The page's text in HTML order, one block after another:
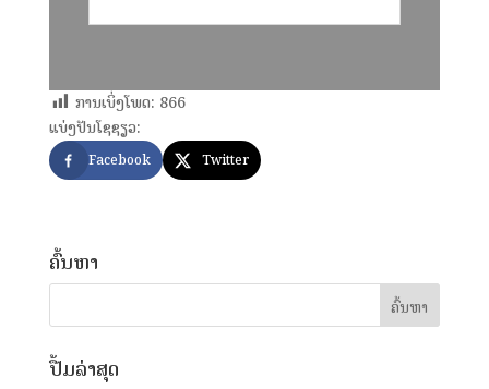
ການເບິ່ງໂພດ: 866
ແບ່ງປັນໂຊຊຽວ:
Facebook Twitter
ຄົ້ນຫາ
ປື້ມລ່າສຸດ